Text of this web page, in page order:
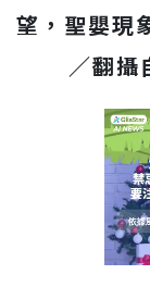
望，聖嬰現
／翻攝